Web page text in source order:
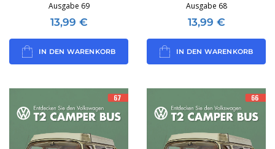
Ausgabe 69
13,99 €
IN DEN WARENKORB
Ausgabe 68
13,99 €
IN DEN WARENKORB